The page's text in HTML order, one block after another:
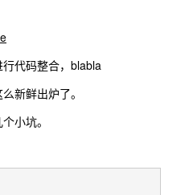
代码整合，blabla
新鲜出炉了。
小坑。